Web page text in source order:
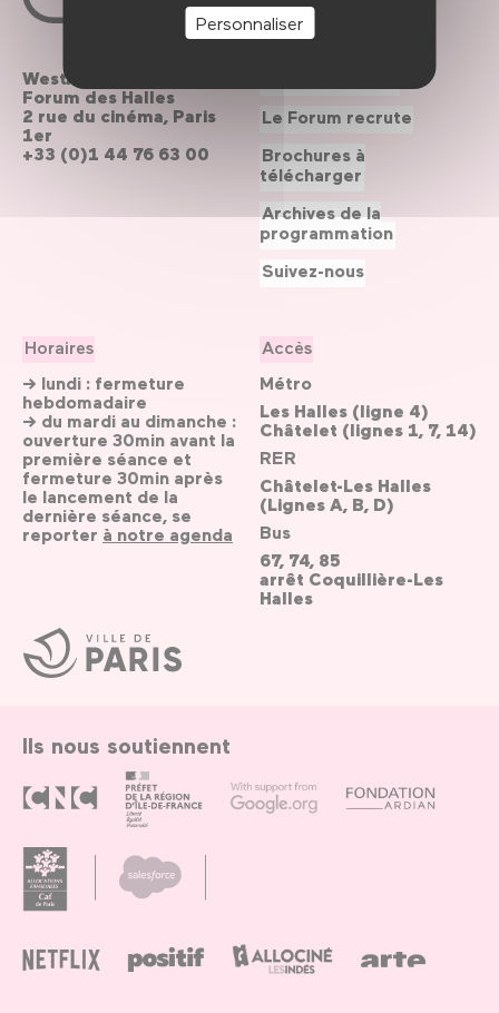
Personnaliser
Ville
de
Paris
Westfield
Forum des Halles
2 rue du cinéma, Paris
1er
+33 (0)1 44 76 63 00
Horaires
→ lundi : fermeture
hebdomadaire
→ du mardi au dimanche :
ouverture 30min avant la
première séance et
fermeture 30min après
le lancement de la
dernière séance, se
reporter à notre agenda
Accès
Métro
Les Halles (ligne 4)
Châtelet (lignes 1, 7, 14)
RER
Châtelet-Les Halles
(Lignes A, B, D)
Bus
67, 74, 85
arrêt Coquillière-Les
Halles
Le Forum recrute
Brochures à
télécharger
Archives de la
programmation
Suivez-nous
Ils nous soutiennent